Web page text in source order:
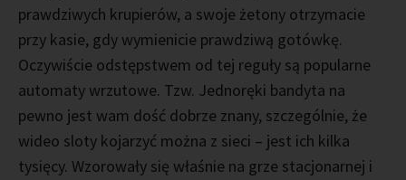
prawdziwych krupierów, a swoje żetony otrzymacie
przy kasie, gdy wymienicie prawdziwą gotówkę.
Oczywiście odstępstwem od tej reguły są popularne
automaty wrzutowe. Tzw. Jednoręki bandyta na
pewno jest wam dość dobrze znany, szczególnie, że
wideo sloty kojarzyć można z sieci – jest ich kilka
tysięcy. Wzorowały się właśnie na grze stacjonarnej i